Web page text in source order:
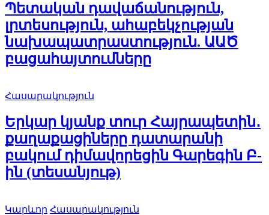
Պետական դավաճանություն,
լրտեսություն, ահաբեկչության
նախապատրաստություն. ԱԱԾ
բացահայտումները
Հասարակություն
Երկար կյանք տուր Հայրապետին․
քաղաքացիները դատարանի
բակում դիմավորեցին Գարեգին Բ-
ին (տեսանյութ)
Կարևոր Հասարակություն